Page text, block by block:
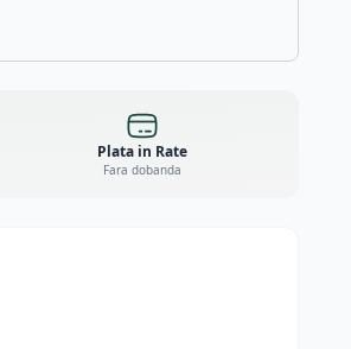
Plata in Rate
Fara dobanda